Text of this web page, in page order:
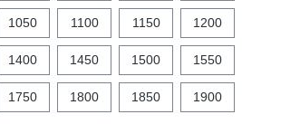
1050 1100 1150 1200
1400 1450 1500 1550
1750 1800 1850 1900